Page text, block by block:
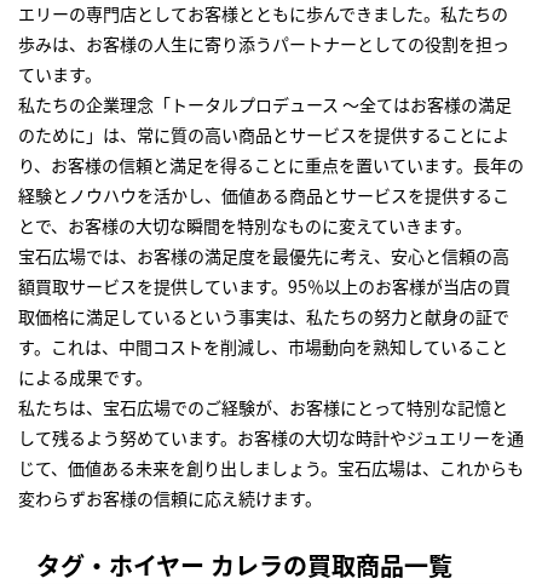
エリーの専門店としてお客様とともに歩んできました。私たちの
歩みは、お客様の人生に寄り添うパートナーとしての役割を担っ
ています。
私たちの企業理念「トータルプロデュース ～全てはお客様の満足
のために」は、常に質の高い商品とサービスを提供することによ
り、お客様の信頼と満足を得ることに重点を置いています。長年の
経験とノウハウを活かし、価値ある商品とサービスを提供するこ
とで、お客様の大切な瞬間を特別なものに変えていきます。
宝石広場では、お客様の満足度を最優先に考え、安心と信頼の高
額買取サービスを提供しています。95％以上のお客様が当店の買
取価格に満足しているという事実は、私たちの努力と献身の証で
す。これは、中間コストを削減し、市場動向を熟知していること
による成果です。
私たちは、宝石広場でのご経験が、お客様にとって特別な記憶と
して残るよう努めています。お客様の大切な時計やジュエリーを通
じて、価値ある未来を創り出しましょう。宝石広場は、これからも
変わらずお客様の信頼に応え続けます。
タグ・ホイヤー カレラの買取商品一覧